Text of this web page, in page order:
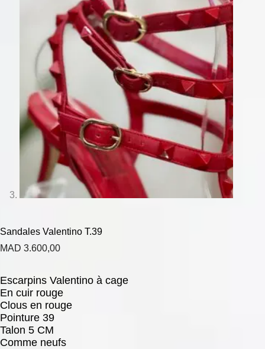
Sandales Valentino T.39
MAD 3.600,00
Escarpins Valentino à cage
En cuir rouge
Clous en rouge
Pointure 39
Talon 5 CM
Comme neufs